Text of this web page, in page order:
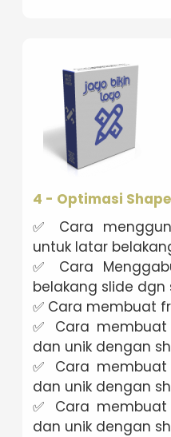
4 - Optimasi Shape
✅ Cara
untuk latar
✅ Cara
belakang slide
✅ Cara membuat
✅ Cara
dan unik dengan
✅ Cara
dan unik dengan
✅ Cara
dan unik dengan